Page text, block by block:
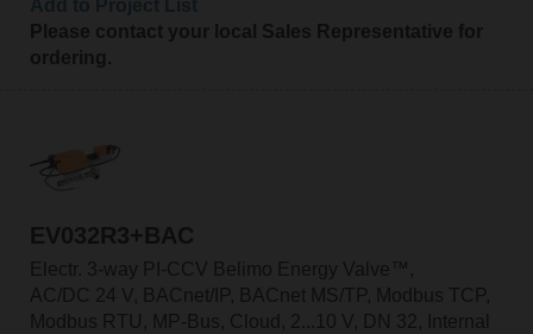
Please contact your local Sales Representative for
ordering.
EV032R3+BAC
Electr. 3-way PI-CCV Belimo Energy Valve™,
AC/DC 24 V, BACnet/IP, BACnet MS/TP, Modbus TCP,
Modbus RTU, MP-Bus, Cloud, 2...10 V, DN 32, Internal